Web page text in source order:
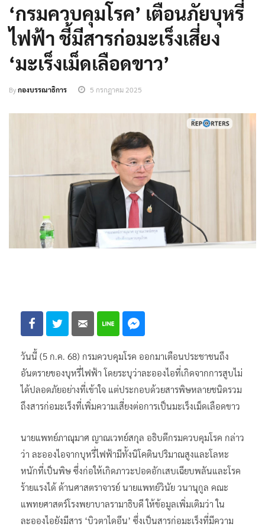
‘กรมควบคุมโรค’ เตือนภัยบุหรี่
ไฟฟ้า ชี้มีสารก่อมะเร็งเสี่ยง
‘มะเร็งเม็ดเลือดขาว’
Byกองบรรณาธิการ 5 กรกฎาคม 2025
วันนี้ (5 ก.ค. 68) กรมควบคุมโรค ออกมาเตือนประชาชนถึง
อันตรายของบุหรี่ไฟฟ้า โดยระบุว่าละอองไอที่เกิดจากการสูบไม่
ได้ปลอดภัยอย่างที่เข้าใจ แต่ประกอบด้วยสารพิษหลายชนิดรวม
ถึงสารก่อมะเร็งที่เพิ่มความเสี่ยงต่อการเป็นมะเร็งเม็ดเลือดขาว
นายแพทย์ภาณุมาศ ญาณเวทย์สกุล อธิบดีกรมควบคุมโรค กล่าว
ว่า ละอองไอจากบุหรี่ไฟฟ้ามีทั้งนิโคตินปริมาณสูงและโลหะ
หนักที่เป็นพิษ ซึ่งก่อให้เกิดภาวะปอดอักเสบเฉียบพลันและโรค
ร้ายแรงได้ ด้านศาสตราจารย์ นายแพทย์วินัย วนานุกูล คณะ
แพทยศาสตร์โรงพยาบาลรามาธิบดี ให้ข้อมูลเพิ่มเติมว่า ใน
ละอองไอยังมีสาร ‘บิวตาไดอีน’ ซึ่งเป็นสารก่อมะเร็งที่มีความ